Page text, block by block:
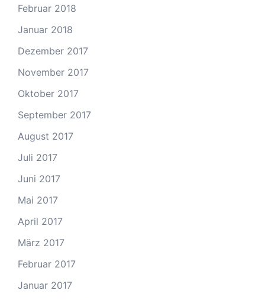
Februar 2018
Januar 2018
Dezember 2017
November 2017
Oktober 2017
September 2017
August 2017
Juli 2017
Juni 2017
Mai 2017
April 2017
März 2017
Februar 2017
Januar 2017